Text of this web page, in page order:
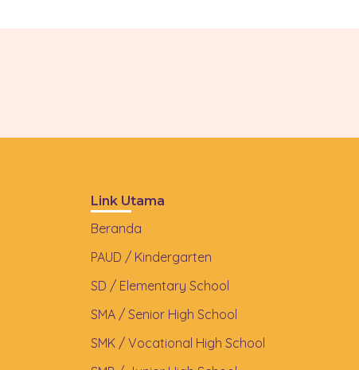
Link Utama
Beranda
PAUD / Kindergarten
SD / Elementary School
SMA / Senior High School
SMK / Vocational High School